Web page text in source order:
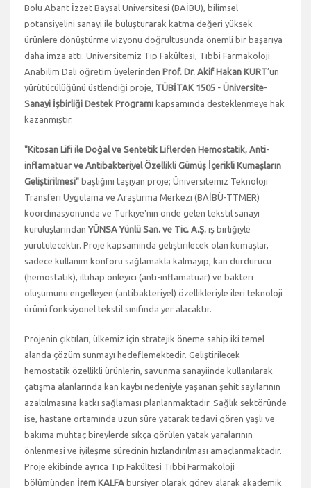
Bolu Abant İzzet Baysal Üniversitesi (BAİBÜ), bilimsel
potansiyelini sanayi ile buluşturarak katma değeri yüksek
ürünlere dönüştürme vizyonu doğrultusunda önemli bir başarıya
daha imza attı. Üniversitemiz Tıp Fakültesi, Tıbbi Farmakoloji
Anabilim Dalı öğretim üyelerinden Prof. Dr. Akif Hakan KURT’un
yürütücülüğünü üstlendiği proje, TÜBİTAK 1505 - Üniversite-
Sanayi İşbirliği Destek Programı kapsamında desteklenmeye hak
kazanmıştır.
"Kitosan Lifi ile Doğal ve Sentetik Liflerden Hemostatik, Anti-
inflamatuar ve Antibakteriyel Özellikli Gümüş İçerikli Kumaşların
Geliştirilmesi" başlığını taşıyan proje; Üniversitemiz Teknoloji
Transferi Uygulama ve Araştırma Merkezi (BAİBÜ-TTMER)
koordinasyonunda ve Türkiye'nin önde gelen tekstil sanayi
kuruluşlarındanYÜNSA Yünlü San. ve Tic. A.Ş. iş birliğiyle
yürütülecektir. Proje kapsamında geliştirilecek olan kumaşlar,
sadece kullanım konforu sağlamakla kalmayıp; kan durdurucu
(hemostatik), iltihap önleyici (anti-inflamatuar) ve bakteri
oluşumunu engelleyen (antibakteriyel) özellikleriyle ileri teknoloji
ürünü fonksiyonel tekstil sınıfında yer alacaktır.
Projenin çıktıları, ülkemiz için stratejik öneme sahip iki temel
alanda çözüm sunmayı hedeflemektedir. Geliştirilecek
hemostatik özellikli ürünlerin, savunma sanayiinde kullanılarak
çatışma alanlarında kan kaybı nedeniyle yaşanan şehit sayılarının
azaltılmasına katkı sağlaması planlanmaktadır. Sağlık sektöründe
ise, hastane ortamında uzun süre yatarak tedavi gören yaşlı ve
bakıma muhtaç bireylerde sıkça görülen yatak yaralarının
önlenmesi ve iyileşme sürecinin hızlandırılması amaçlanmaktadır.
Proje ekibinde ayrıca Tıp Fakültesi Tıbbi Farmakoloji
bölümünden İrem KALFA bursiyer olarak görev alarak akademik